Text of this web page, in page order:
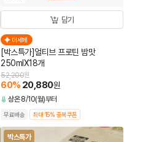
담기
더세페
[박스특가]얼티브 프로틴 밤맛
250mlX18개
52,200원
60% 20,880원
상온 8/10(월)부터
무료배송 최대 15% 중복쿠폰
박스특가